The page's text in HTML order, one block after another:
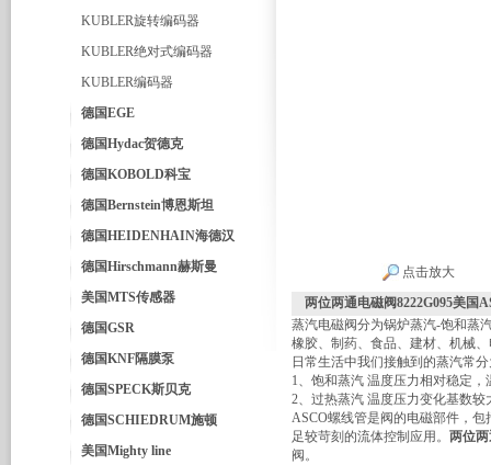
KUBLER旋转编码器
KUBLER绝对式编码器
KUBLER编码器
德国EGE
德国Hydac贺德克
德国KOBOLD科宝
德国Bernstein博恩斯坦
德国HEIDENHAIN海德汉
德国Hirschmann赫斯曼
美国MTS传感器
德国GSR
德国KNF隔膜泵
德国SPECK斯贝克
德国SCHIEDRUM施顿
美国Mighty line
点击放大
两位两通电磁阀8222G095美国
蒸汽电磁阀分为锅炉蒸汽-饱和蒸
橡胶、制药、食品、建材、机械
日常生活中我们接触到的蒸汽常
1、饱和蒸汽 温度压力相对稳定
2、过热蒸汽 温度压力变化基数
ASCO螺线管是阀的电磁部件，包
足较苛刻的流体控制应用。 两位两
阀。